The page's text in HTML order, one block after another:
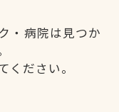
・病院は見つか
ください。